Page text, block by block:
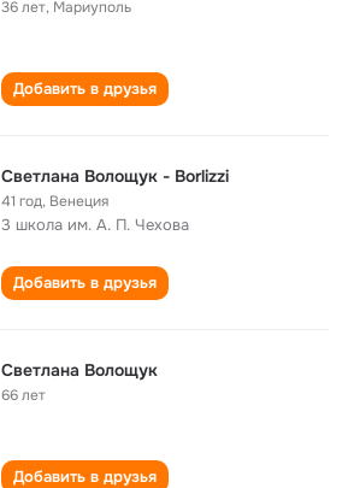
36 лет, Мариуполь
Добавить в друзья
Светлана Волощук - Borlizzi
41 год, Венеция
3 школа им. А. П. Чехова
Добавить в друзья
Светлана Волощук
66 лет
Добавить в друзья